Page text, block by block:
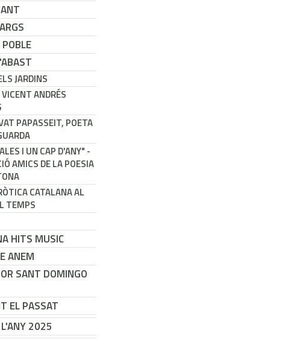
JARDINS
ANDRÉS
PAPASSEIT, POETA
I UN CAP D'ANY" -
AMICS DE LA POESIA
CATALANA AL
TEMPS
HITS MUSIC
ANEM
SANT DOMINGO
EL PASSAT
2025